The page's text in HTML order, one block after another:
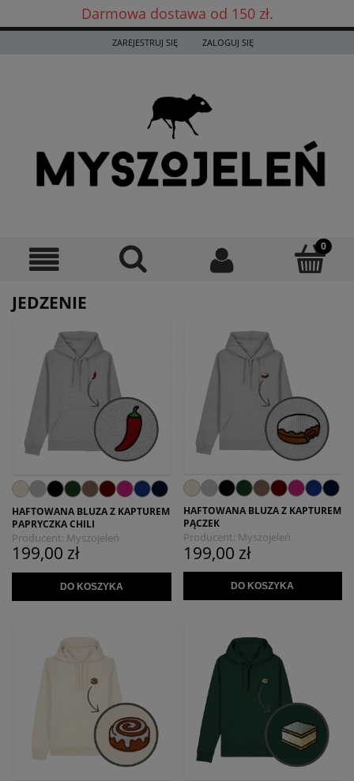
Darmowa dostawa od 150 zł.
Darmowa dostawa już od 150 zł! ✨
ZAREJESTRUJ SIĘ ZALOGUJ SIĘ
JEDZENIE
HAFTOWANA BLUZA Z KAPTUREM
PAPRYCZKA CHILI
Producent: Myszojeleń
199,00 zł
DO KOSZYKA
HAFTOWANA BLUZA Z KAPTUREM
PĄCZEK
Producent: Myszojeleń
199,00 zł
DO KOSZYKA